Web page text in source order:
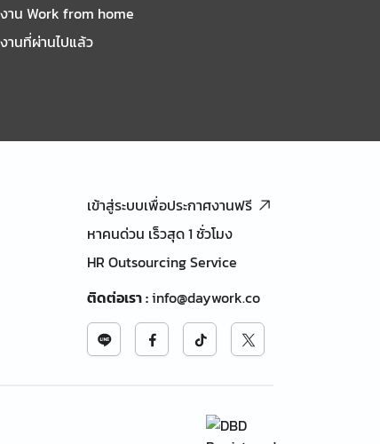
งาน Work from home
งานที่ผ่านไปแล้ว
เข้าสู่ระบบเพื่อประกาศงานฟรี
หาคนด่วน เร็วสุด 1 ชั่วโมง
HR Outsourcing Service
ติดต่อเรา:info@daywork.co